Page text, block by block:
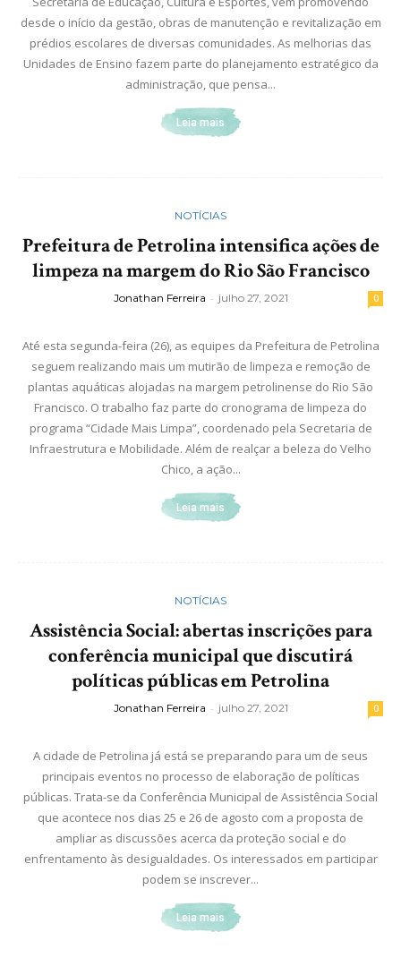
desde o início da gestão, obras de manutenção e revitalização em
prédios escolares de diversas comunidades. As melhorias das
Unidades de Ensino fazem parte do planejamento estratégico da
administração, que pensa...
Leia mais
NOTÍCIAS
Prefeitura de Petrolina intensifica ações de
limpeza na margem do Rio São Francisco
Jonathan Ferreira - julho 27, 2021 0
Até esta segunda-feira (26), as equipes da Prefeitura de Petrolina
seguem realizando mais um mutirão de limpeza e remoção de
plantas aquáticas alojadas na margem petrolinense do Rio São
Francisco. O trabalho faz parte do cronograma de limpeza do
programa “Cidade Mais Limpa”, coordenado pela Secretaria de
Infraestrutura e Mobilidade. Além de realçar a beleza do Velho
Chico, a ação...
Leia mais
NOTÍCIAS
Assistência Social: abertas inscrições para
conferência municipal que discutirá
políticas públicas em Petrolina
Jonathan Ferreira - julho 27, 2021 0
A cidade de Petrolina já está se preparando para um de seus
principais eventos no processo de elaboração de políticas
públicas. Trata-se da Conferência Municipal de Assistência Social
que acontece nos dias 25 e 26 de agosto com a proposta de
ampliar as discussões acerca da proteção social e do
enfrentamento às desigualdades. Os interessados em participar
podem se inscrever...
Leia mais